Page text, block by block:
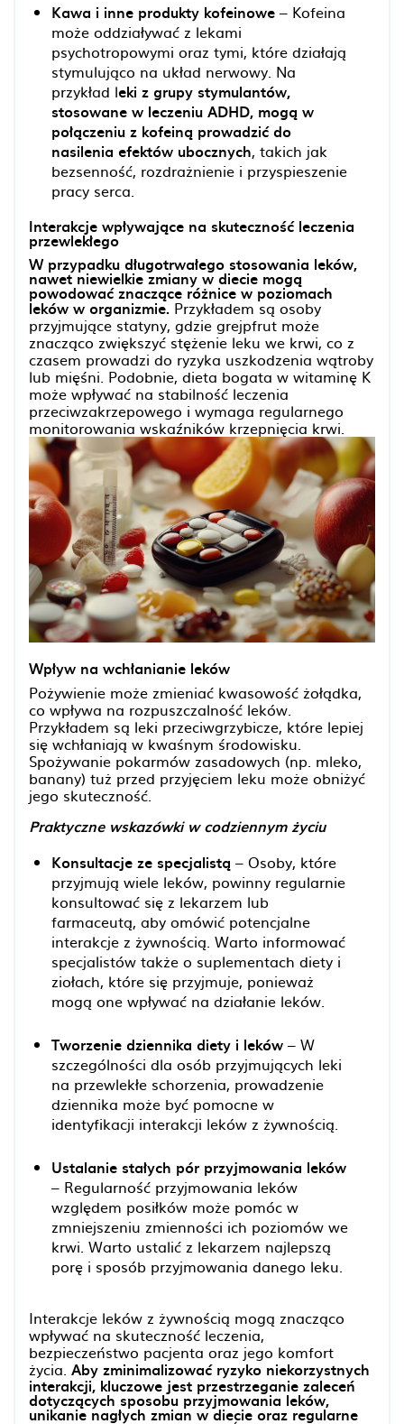
Kawa i inne produkty kofeinowe – Kofeina
może oddziaływać z lekami
psychotropowymi oraz tymi, które działają
stymulująco na układ nerwowy. Na
przykład leki z grupy stymulantów,
stosowane w leczeniu ADHD, mogą w
połączeniu z kofeiną prowadzić do
nasilenia efektów ubocznych, takich jak
bezsenność, rozdrażnienie i przyspieszenie
pracy serca.
Interakcje wpływające na skuteczność leczenia
przewlekłego
W przypadku długotrwałego stosowania leków,
nawet niewielkie zmiany w diecie mogą
powodować znaczące różnice w poziomach
leków w organizmie. Przykładem są osoby
przyjmujące statyny, gdzie grejpfrut może
znacząco zwiększyć stężenie leku we krwi, co z
czasem prowadzi do ryzyka uszkodzenia wątroby
lub mięśni. Podobnie, dieta bogata w witaminę K
może wpływać na stabilność leczenia
przeciwzakrzepowego i wymaga regularnego
monitorowania wskaźników krzepnięcia krwi.
Wpływ na wchłanianie leków
Pożywienie może zmieniać kwasowość żołądka,
co wpływa na rozpuszczalność leków.
Przykładem są leki przeciwgrzybicze, które lepiej
się wchłaniają w kwaśnym środowisku.
Spożywanie pokarmów zasadowych (np. mleko,
banany) tuż przed przyjęciem leku może obniżyć
jego skuteczność.
Praktyczne wskazówki w codziennym życiu
Konsultacje ze specjalistą – Osoby, które
przyjmują wiele leków, powinny regularnie
konsultować się z lekarzem lub
farmaceutą, aby omówić potencjalne
interakcje z żywnością. Warto informować
specjalistów także o suplementach diety i
ziołach, które się przyjmuje, ponieważ
mogą one wpływać na działanie leków.
Tworzenie dziennika diety i leków – W
szczególności dla osób przyjmujących leki
na przewlekłe schorzenia, prowadzenie
dziennika może być pomocne w
identyfikacji interakcji leków z żywnością.
Ustalanie stałych pór przyjmowania leków
– Regularność przyjmowania leków
względem posiłków może pomóc w
zmniejszeniu zmienności ich poziomów we
krwi. Warto ustalić z lekarzem najlepszą
porę i sposób przyjmowania danego leku.
Interakcje leków z żywnością mogą znacząco
wpływać na skuteczność leczenia,
bezpieczeństwo pacjenta oraz jego komfort
życia. Aby zminimalizować ryzyko niekorzystnych
interakcji, kluczowe jest przestrzeganie zaleceń
dotyczących sposobu przyjmowania leków,
unikanie nagłych zmian w diecie oraz regularne